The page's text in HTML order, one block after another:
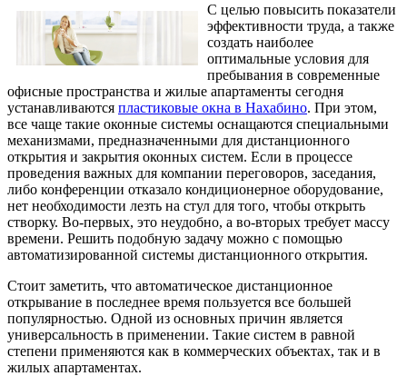
С целью повысить показатели
эффективности труда, а также
создать наиболее
оптимальные условия для
пребывания в современные
офисные пространства и жилые апартаменты сегодня
устанавливаются пластиковые окна в Нахабино. При этом,
все чаще такие оконные системы оснащаются специальными
механизмами, предназначенными для дистанционного
открытия и закрытия оконных систем. Если в процессе
проведения важных для компании переговоров, заседания,
либо конференции отказало кондиционерное оборудование,
нет необходимости лезть на стул для того, чтобы открыть
створку. Во-первых, это неудобно, а во-вторых требует массу
времени. Решить подобную задачу можно с помощью
автоматизированной системы дистанционного открытия.
Стоит заметить, что автоматическое дистанционное
открывание в последнее время пользуется все большей
популярностью. Одной из основных причин является
универсальность в применении. Такие систем в равной
степени применяются как в коммерческих объектах, так и в
жилых апартаментах.